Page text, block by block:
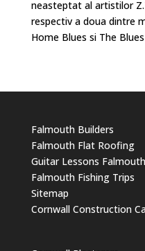
neasteptat al artistilor
respectiv a doua dintre
Home Blues si The
Falmouth Builders
Falmouth Flat Roofing
Guitar Lessons Falmouth
Falmouth Fishing Trips
Sitemap
Cornwall Construction